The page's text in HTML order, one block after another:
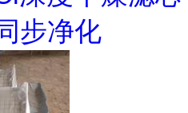
步净化